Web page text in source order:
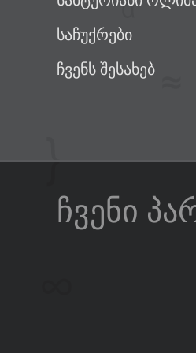
საჩუქრები
ჩვენს შესახებ
ჩვენი